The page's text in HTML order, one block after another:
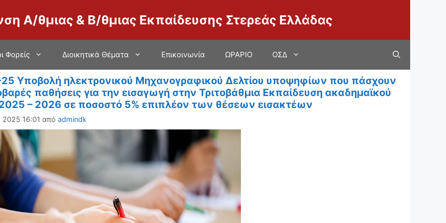
Α/θμιας & Β/θμιας Εκπαίδευσης Στερεάς Ελλάδας
Φορείς Διοικητικά Θέματα Επικοινωνία ΩΡΑΡΙΟ ΟΣΔ
Υποβολή ηλεκτρονικού Μηχανογραφικού Δελτίου υποψηφίων που πάσχουν
παθήσεις για την εισαγωγή στην Τριτοβάθμια Εκπαίδευση ακαδημαϊκού
– 2026 σε ποσοστό 5% επιπλέον των θέσεων εισακτέων
2025 16:01 από admindk